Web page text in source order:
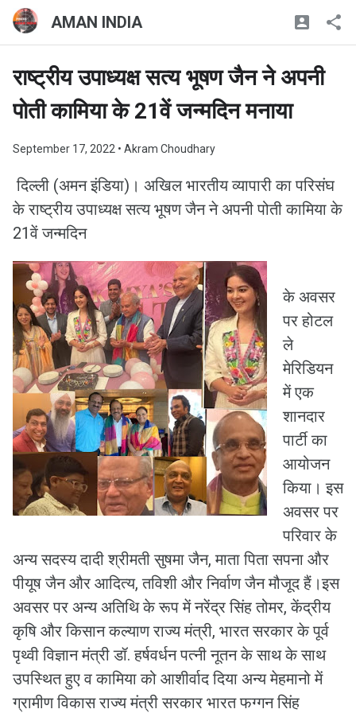
AMAN INDIA
राष्ट्रीय उपाध्यक्ष सत्य भूषण जैन ने अपनी
पोती कामिया के 21वें जन्मदिन मनाया
September 17, 2022 • Akram Choudhary
दिल्ली (अमन इंडिया)। अखिल भारतीय व्यापारी का परिसंघ
के राष्ट्रीय उपाध्यक्ष सत्य भूषण जैन ने अपनी पोती कामिया के
21वें जन्मदिन
के अवसर
पर होटल
ले
मेरिडियन
में एक
शानदार
पार्टी का
आयोजन
किया। इस
अवसर पर
परिवार के
अन्य सदस्य दादी श्रीमती सुषमा जैन, माता पिता सपना और
पीयूष जैन और आदित्य, तविशी और निर्वाण जैन मौजूद हैं।इस
अवसर पर अन्य अतिथि के रूप में नरेंद्र सिंह तोमर, केंद्रीय
कृषि और किसान कल्याण राज्य मंत्री, भारत सरकार के पूर्व
पृथ्वी विज्ञान मंत्री डॉ. हर्षवर्धन पत्नी नूतन के साथ के साथ
उपस्थित हुए व कामिया को आशीर्वाद दिया अन्य मेहमानो में
ग्रामीण विकास राज्य मंत्री सरकार भारत फग्गन सिंह